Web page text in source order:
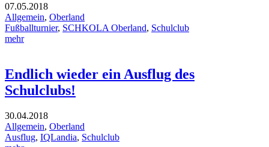
07.05.2018
Allgemein, Oberland
Fußballturnier, SCHKOLA Oberland, Schulclub
mehr
Endlich wieder ein Ausflug des
Schulclubs!
30.04.2018
Allgemein, Oberland
Ausflug, IQLandia, Schulclub